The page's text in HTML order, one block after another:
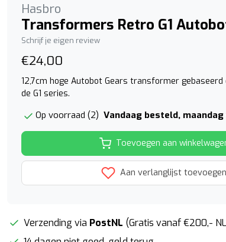
Hasbro
Transformers Retro G1
Schrijf je eigen review
€24,00
12,7cm hoge Autobot Gears transformer
de G1 series.
Op voorraad (2) Vandaag besteld,
Toevoegen aan
Aan verlanglijst toevoegen
Verzending via PostNL (Gratis vanaf €200,-